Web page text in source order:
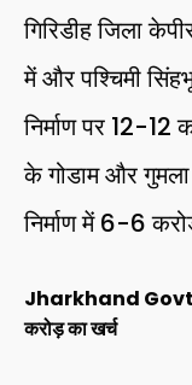
गिरिडीह जिला
में और पश्चिमी
निर्माण पर 12-12
के गोडाम और
निर्माण में 6-6
Jharkhand Govt 3
करोड़ का खर्च